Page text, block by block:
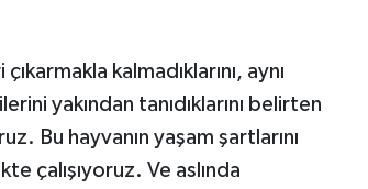
kalmadıklarını, aynı
yakından tanıdıklarını belirten
Bu hayvanın yaşam şartlarını
çalışıyoruz. Ve aslında